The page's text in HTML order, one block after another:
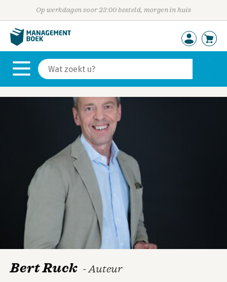
Op werkdagen voor 23:00 besteld, morgen in huis
Bert Ruck - Auteur